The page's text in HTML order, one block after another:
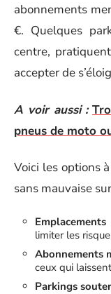
abonnements
€. Quelques
centre,
accepter de
A voir aussi :
pneus de moto
Voici les options
sans mauvaise
Emplacements
limiter les
Abonnements
ceux qui
Parkings